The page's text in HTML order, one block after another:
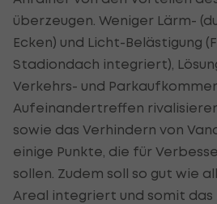
überzeugen. Weniger Lärm-
Ecken) und Licht-Belästigung
Stadiondach integriert),
Verkehrs- und
Aufeinandertreffen
sowie das Verhindern von
einige Punkte, die für
sollen. Zudem soll so gut wie
Areal integriert und somit